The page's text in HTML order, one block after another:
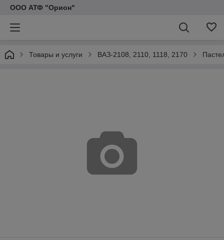
ООО АТФ "Орион"
Товары и услуги ВАЗ-2108, 2110, 1118, 2170